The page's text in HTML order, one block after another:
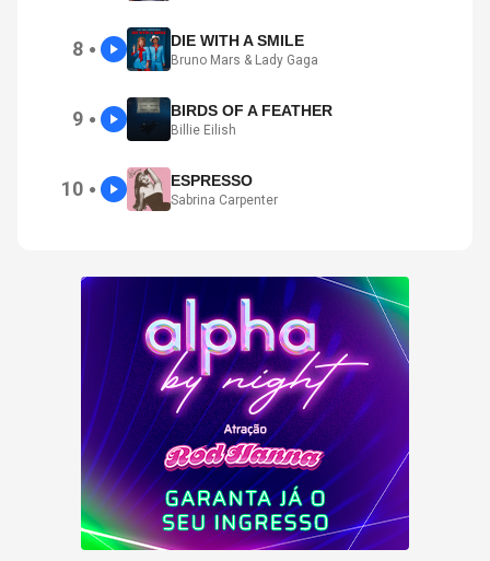
8 ● DIE WITH A SMILE
Bruno Mars & Lady Gaga
9 ● BIRDS OF A FEATHER
Billie Eilish
10 ● ESPRESSO
Sabrina Carpenter